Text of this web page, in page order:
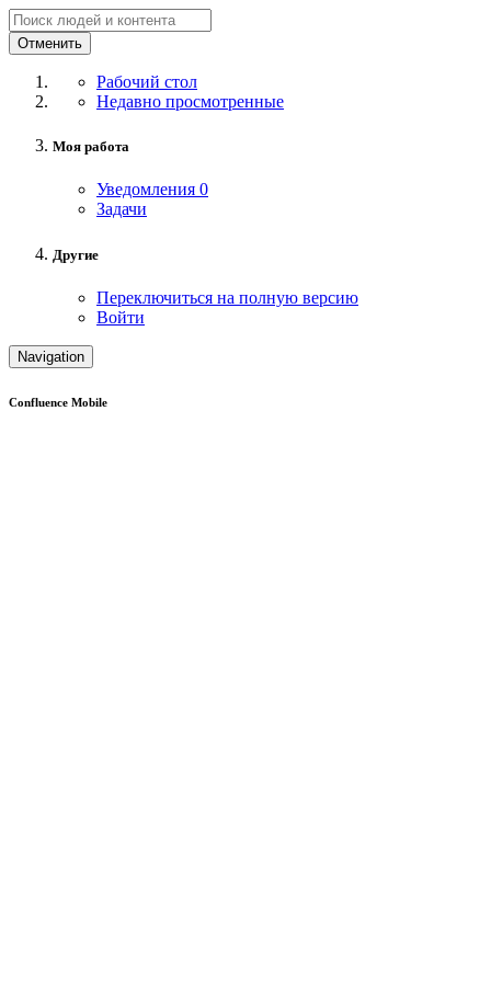
Отменить
Рабочий стол
Недавно просмотренные
Моя работа
Уведомления 0
Задачи
Другие
Переключиться на полную версию
Войти
Navigation
Confluence Mobile